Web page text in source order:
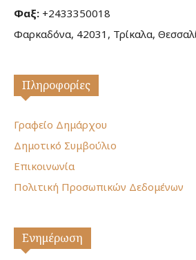
Φαξ: +2433350018
Φαρκαδόνα, 42031, Τρίκαλα,
Πληροφορίες
Γραφείο Δημάρχου
Δημοτικό Συμβούλιο
Επικοινωνία
Πολιτική Προσωπικών Δεδομένων
Ενημέρωση